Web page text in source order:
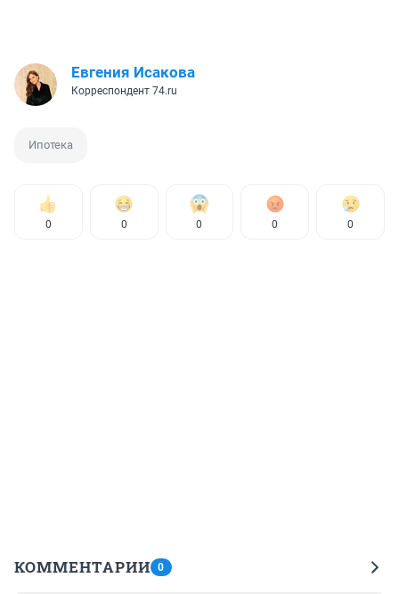
Евгения Исакова
Корреспондент 74.ru
Ипотека
0 0 0 0 0
КОММЕНТАРИИ 0